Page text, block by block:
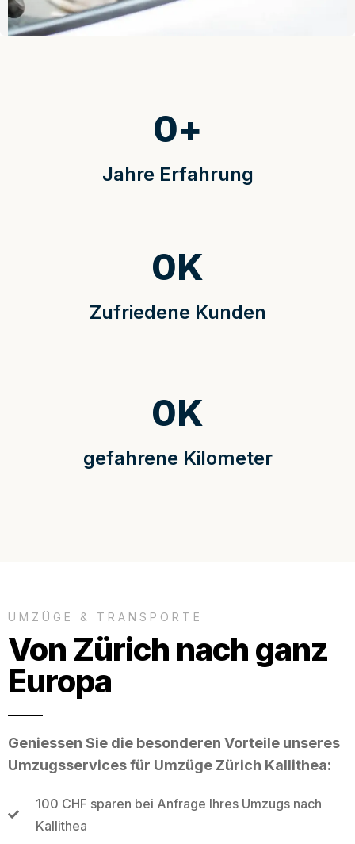
Jahre Erfahrung
0+
Zufriedene Kunden
0K
gefahrene Kilometer
0K
UMZÜGE & TRANSPORTE
Von Zürich nach ganz
Europa
Geniessen Sie die besonderen Vorteile unseres
Umzugsservices für Umzüge Zürich Kallithea:
100 CHF sparen bei Anfrage Ihres Umzugs nach
Kallithea